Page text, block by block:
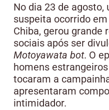
No dia 23 de agosto,
suspeita ocorrido
Chiba, gerou grande
sociais após ser
Motoyawata bot. O
homens
tocaram a
apresentaram
intimidador.